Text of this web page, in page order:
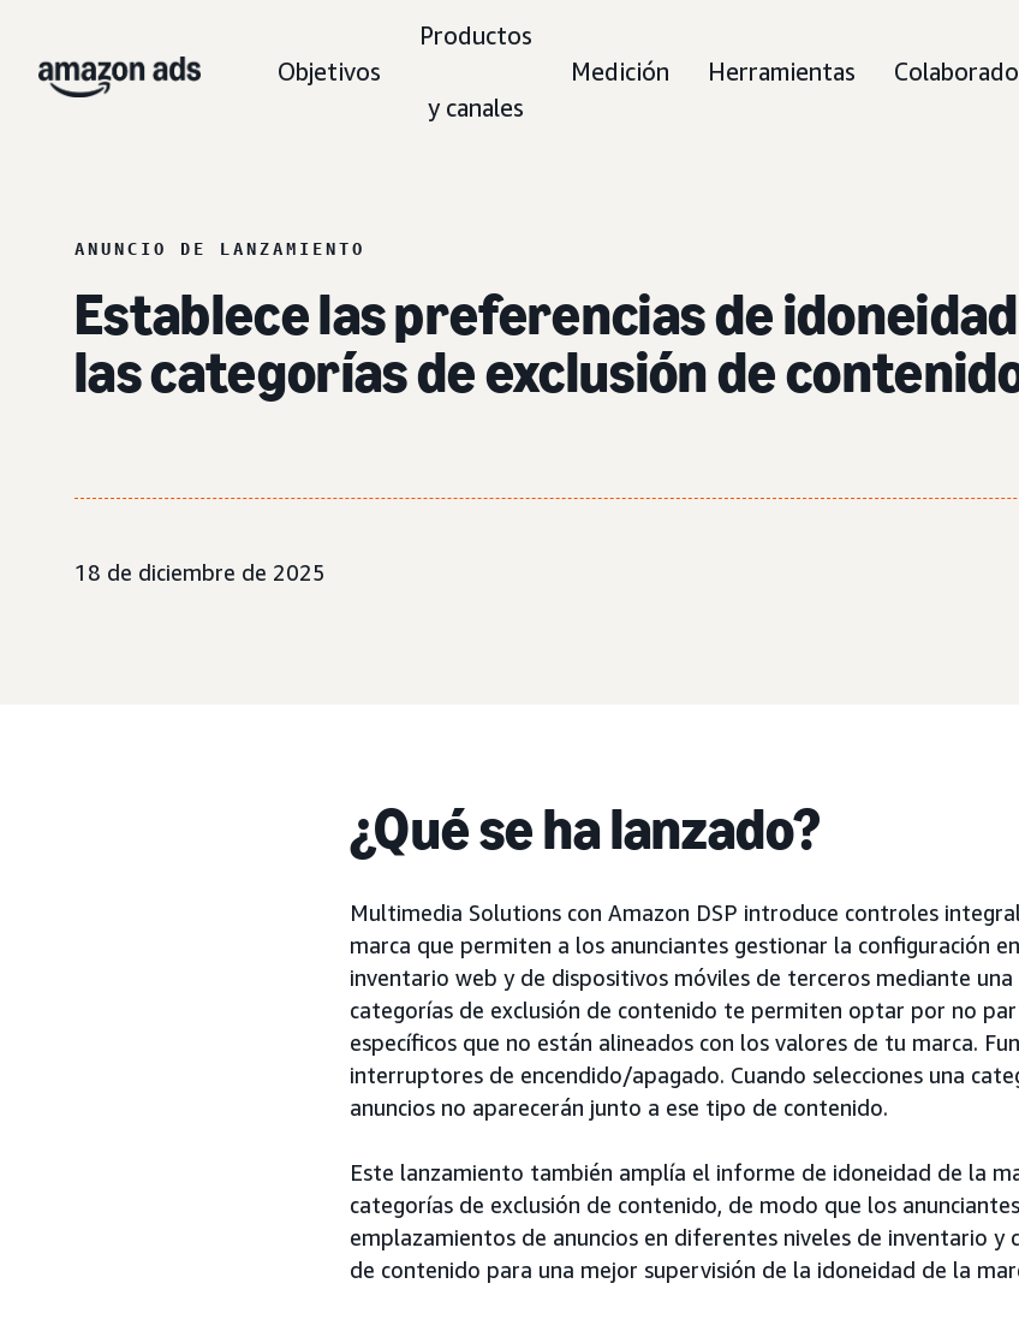
Objetivos
Productos
y canales
Medición Herramientas
ANUNCIO DE LANZAMIENTO
Establece las preferencias de
las categorías de exclusión de
18 de diciembre de 2025
¿Qué se ha lanzado?
Multimedia Solutions con Amazon DSP introduce controles
marca que permiten a los anunciantes gestionar la configuración en
inventario web y de dispositivos móviles de terceros mediante una
categorías de exclusión de contenido te permiten optar por no
específicos que no están alineados con los valores de tu marca.
interruptores de encendido/apagado. Cuando selecciones una
anuncios no aparecerán junto a ese tipo de contenido.
Este lanzamiento también amplía el informe de idoneidad de la
categorías de exclusión de contenido, de modo que los
emplazamientos de anuncios en diferentes niveles de inventario y
de contenido para una mejor supervisión de la idoneidad de la